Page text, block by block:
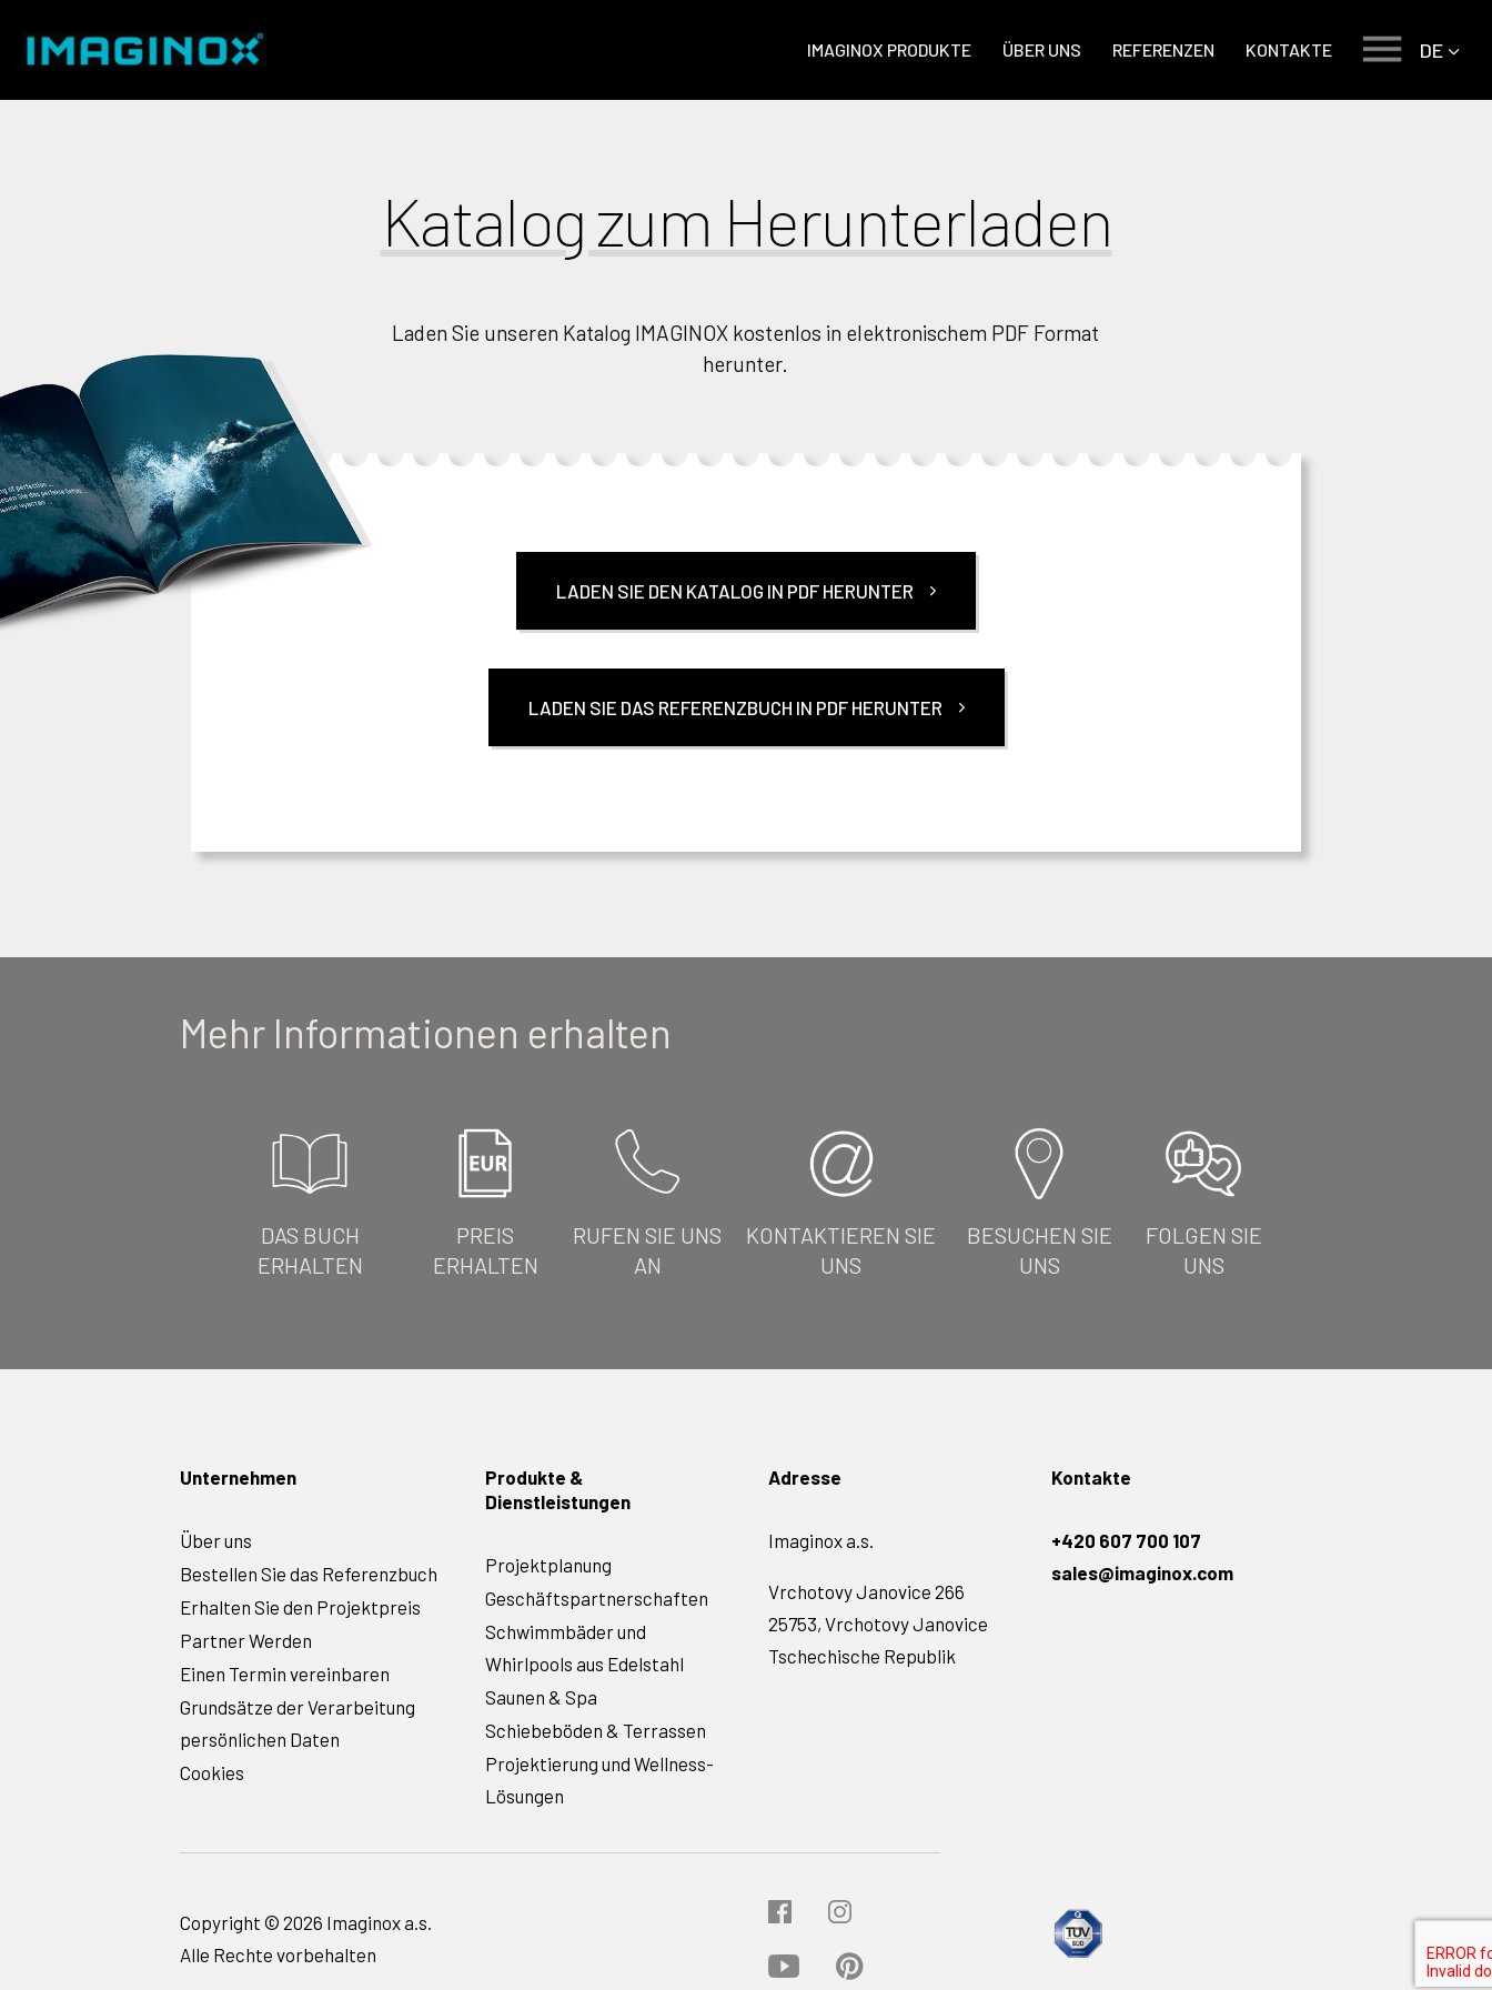
IMAGINOX PRODUKTE ÜBER UNS REFERENZEN KONTAKTE DE
Katalog zum Herunterladen
Laden Sie unseren Katalog IMAGINOX kostenlos in elektronischem PDF Format
herunter.
LADEN SIE DEN KATALOG IN PDF HERUNTER
LADEN SIE DAS REFERENZBUCH IN PDF HERUNTER
Mehr Informationen erhalten
DAS BUCH
ERHALTEN
PREIS
ERHALTEN
RUFEN SIE UNS
AN
KONTAKTIEREN SIE
UNS
BESUCHEN SIE
UNS
FOLGEN SIE
UNS
Unternehmen
Über uns
Bestellen Sie das Referenzbuch
Erhalten Sie den Projektpreis
Partner Werden
Einen Termin vereinbaren
Grundsätze der Verarbeitung
persönlichen Daten
Cookies
Produkte &
Dienstleistungen
Projektplanung
Geschäftspartnerschaften
Schwimmbäder und
Whirlpools aus Edelstahl
Saunen & Spa
Schiebeböden & Terrassen
Projektierung und Wellness-
Lösungen
Adresse
Imaginox a.s.
Vrchotovy Janovice 266
25753, Vrchotovy Janovice
Tschechische Republik
Kontakte
+420 607 700 107
sales@imaginox.com
Copyright © 2026 Imaginox a.s.
Alle Rechte vorbehalten